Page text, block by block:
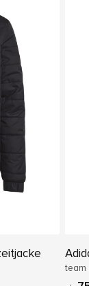
team